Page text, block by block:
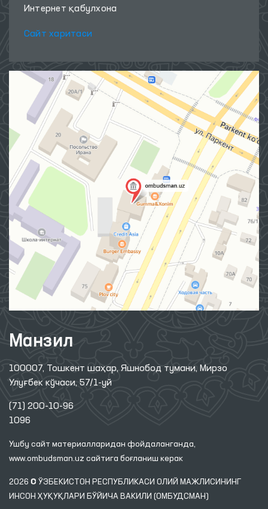
Интернет қабулхона
Сайт харитаси
Манзил
100007, Тошкент шаҳар, Яшнобод тумани, Мирзо
Улуғбек кўчаси, 57/1-уй
(71) 200-10-96
1096
Ушбу сайт материалларидан фойдаланганда,
www.ombudsman.uz сайтига боғланиш керак
2026 © ЎЗБЕКИСТОН РЕСПУБЛИКАСИ ОЛИЙ МАЖЛИСИНИНГ
ИНСОН ҲУҚУҚЛАРИ БЎЙИЧА ВАКИЛИ (ОМБУДСМАН)